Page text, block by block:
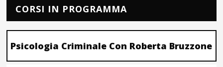
CORSI IN PROGRAMMA
Psicologia Criminale Con Roberta Bruzzone